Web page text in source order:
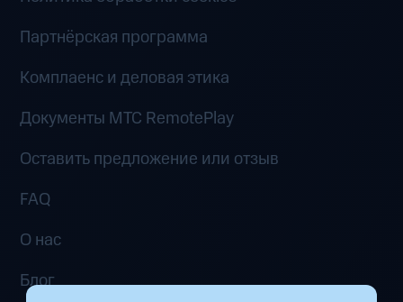
Партнёрская программа
Комплаенс и деловая этика
Документы MTC RemotePlay
Оставить предложение или отзыв
FAQ
О нас
Блог